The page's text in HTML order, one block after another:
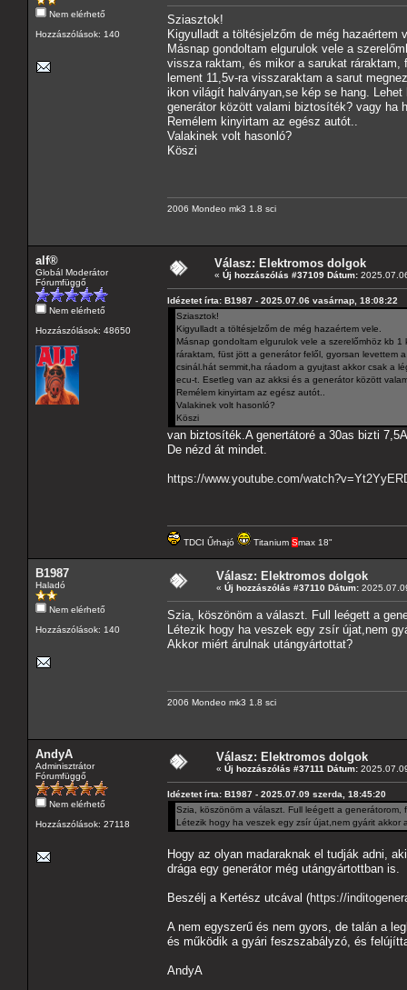
Nem elérhető
Hozzászólások: 140
Sziasztok!
Kigyulladt a töltésjelzőm de még hazaértem
Másnap gondoltam elgurulok vele a
vissza raktam, és mikor a sarukat
lement 11,5v-ra visszaraktam a sarut
ikon világít halványan,se kép se hang.
generátor között valami biztosíték? vagy ha
Remélem kinyirtam az egész autót..
Valakinek volt hasonló?
Köszi
2006 Mondeo mk3 1.8 sci
alf®
Globál Moderátor
Fórumfüggő
Nem elérhető
Hozzászólások: 48650
Válasz: Elektromos dolgok
« Új hozzászólás #37109 Dátum:
Idézetet írta: B1987 - 2025.07.06 vasárnap, 18:08:22
Sziasztok!
Kigyulladt a töltésjelzőm de még hazaértem vele.
Másnap gondoltam elgurulok vele a szerelőmhöz kb
ráraktam, füst jött a generátor felől, gyorsan levettem
csinál.hát semmit,ha ráadom a gyujtast akkor csak a
ecu-t. Esetleg van az akksi és a generátor között
Remélem kinyirtam az egész autót..
Valakinek volt hasonló?
Köszi
van biztosíték.A genertátoré a 30as bizti 7,5A
De nézd át mindet.
https://www.youtube.com/
TDCI Űrhajó Titanium Smax 18"
B1987
Haladó
Nem elérhető
Hozzászólások: 140
Válasz: Elektromos dolgok
« Új hozzászólás #37110 Dátum:
Szia, köszönöm a választ. Full leégett a
Létezik hogy ha veszek egy zsír újat,nem
Akkor miért árulnak utángyártottat?
2006 Mondeo mk3 1.8 sci
AndyA
Adminisztrátor
Fórumfüggő
Nem elérhető
Hozzászólások: 27118
Válasz: Elektromos dolgok
« Új hozzászólás #37111 Dátum:
Idézetet írta: B1987 - 2025.07.09 szerda, 18:45:20
Szia, köszönöm a választ. Full leégett a generátorom,
Létezik hogy ha veszek egy zsír újat,nem gyárit
Hogy az olyan madaraknak el tudják adni,
drága egy generátor még utángyártottban is.
Beszélj a Kertész utcával (https://
A nem egyszerű és nem gyors, de talán a
és működik a gyári feszszabályzó, és
AndyA